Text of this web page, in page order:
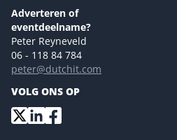
Versturen
Adverteren of
eventdeelname?
Peter Reyneveld
06 - 118 84 784
peter@dutchit.com
VOLG ONS OP